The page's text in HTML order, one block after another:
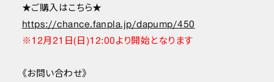
★ご購入はこちら★
https://chance.fanpla.jp/dapump/450
※12月21日(日)12:00より開始となります
《お問い合わせ》